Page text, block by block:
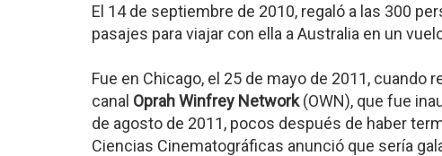
El 14 de septiembre de 2010, regaló a las 300
pasajes para viajar con ella a Australia en un
Fue en Chicago, el 25 de mayo de 2011, cuando
canal Oprah Winfrey Network(OWN), que fue
de agosto de 2011, pocos después de haber
Ciencias Cinematográficas anunció que sería